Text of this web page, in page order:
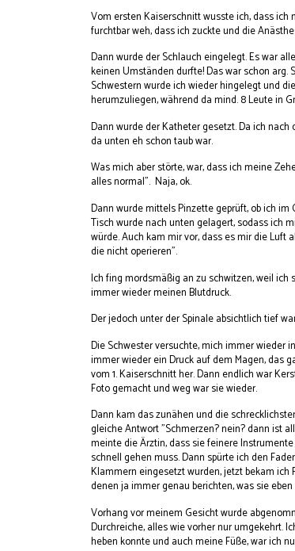
Vom ersten Kaiserschnitt wusste ich, dass
furchtbar weh, dass ich zuckte und die
Dann wurde der Schlauch eingelegt. Es war
keinen Umständen durfte! Das war schon arg.
Schwestern wurde ich wieder hingelegt und
herumzuliegen, während da mind. 8 Leute in
Dann wurde der Katheter gesetzt. Da ich nach
da unten eh schon taub war.
Was mich aber störte, war, dass ich meine
alles normal". Naja, ok.
Dann wurde mittels Pinzette geprüft, ob ich im
Tisch wurde nach unten gelagert, sodass ich
würde. Auch kam mir vor, dass es mir die Luft
die nicht operieren".
Ich fing mordsmäßig an zu schwitzen, weil ich
immer wieder meinen Blutdruck.
Der jedoch unter der Spinale absichtlich tief
Die Schwester versuchte, mich immer wieder
immer wieder ein Druck auf dem Magen, das
vom 1. Kaiserschnitt her. Dann endlich war
Foto gemacht und weg war sie wieder.
Dann kam das zunähen und die
gleiche Antwort "Schmerzen? nein? dann ist
meinte die Ärztin, dass sie feinere
schnell gehen muss. Dann spürte ich den
Klammern eingesetzt wurden, jetzt bekam ich
denen ja immer genau berichten, was sie
Vorhang vor meinem Gesicht wurde
Durchreiche, alles wie vorher nur umgekehrt.
heben konnte und auch meine Füße, war ich